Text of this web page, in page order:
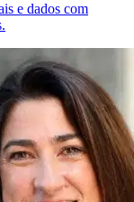
e dados com